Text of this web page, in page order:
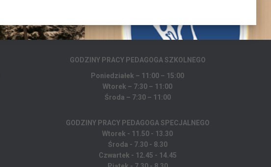
GODZINY PRACY PEDAGOGA SZKOLNEGO
Poniedziałek – 11:00 – 15:00
Wtorek – 7:30 – 11:00
Środa – 7:30 – 11:00
GODZINY PRACY PEDAGOGA SPECJALNEGO
Wtorek - 11.50 - 13.30
Środa - 7.30 - 8.30
Czwartek - 12.45 - 14.45